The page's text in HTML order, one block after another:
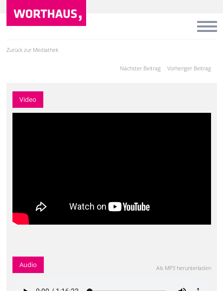
Zurück zur Mediathek
Vorheriger Beitrag
Nächster Beitrag
Video
Audio Als MP3 herunterladen